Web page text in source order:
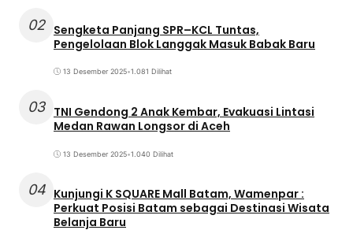
02 Sengketa Panjang SPR–KCL Tuntas,
Pengelolaan Blok Langgak Masuk Babak Baru
13 Desember 2025•1.081 Dilihat
03 TNI Gendong 2 Anak Kembar, Evakuasi Lintasi
Medan Rawan Longsor di Aceh
13 Desember 2025•1.040 Dilihat
04 Kunjungi K SQUARE Mall Batam, Wamenpar :
Perkuat Posisi Batam sebagai Destinasi Wisata
Belanja Baru